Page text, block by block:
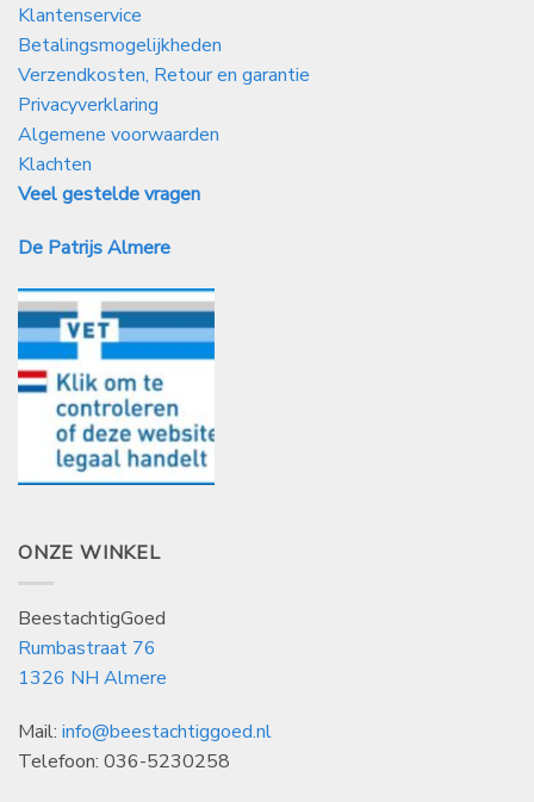
Klantenservice
Betalingsmogelijkheden
Verzendkosten, Retour en garantie
Privacyverklaring
Algemene voorwaarden
Klachten
Veel gestelde vragen
De Patrijs Almere
ONZE WINKEL
BeestachtigGoed
Rumbastraat 76
1326 NH Almere
Mail: info@beestachtiggoed.nl
Telefoon: 036-5230258